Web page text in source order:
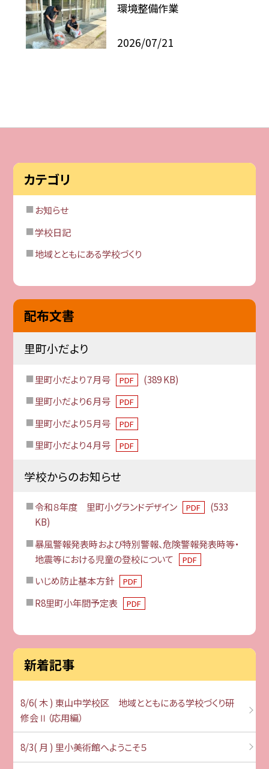
環境整備作業
2026/07/21
カテゴリ
お知らせ
学校日記
地域とともにある学校づくり
配布文書
里町小だより
里町小だより７月号 PDF
(389 KB)
里町小だより６月号
PDF
里町小だより５月号 PDF
里町小だより４月号 PDF
学校からのお知らせ
令和８年度 里町小グランドデザイン PDF
(533
KB)
暴風警報発表時および特別警報、危険警報発表時等・
地震等における児童の登校について
PDF
いじめ防止基本方針 PDF
R8里町小年間予定表 PDF
新着記事
8/6( 木 ) 東山中学校区 地域とともにある学校づくり研
修会Ⅱ（応用編）
8/3( 月 ) 里小美術館へようこそ５